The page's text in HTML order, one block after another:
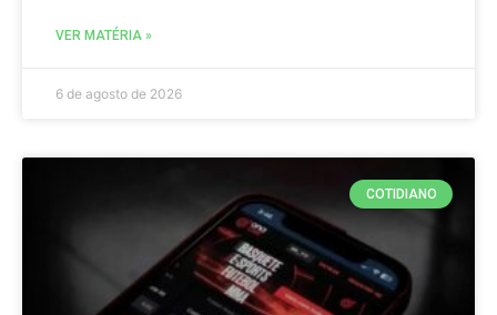
VER MATÉRIA »
6 de agosto de 2026
COTIDIANO